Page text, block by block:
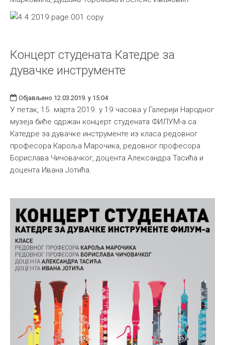
Концерт студената Катедре за
дувачке инструменте
Објављено 12.03.2019. у 15:04
У петак, 15. марта 2019. у 19 часова у Галерији Народног
музеја биће одржан концерт студената ФИЛУМ-а са
Катедре за дувачке инструменте из класа редовног
професора Кароља Марочика, редовног професора
Борислава Чичовачког, доцента Александра Тасића и
доцента Ивана Јотића.